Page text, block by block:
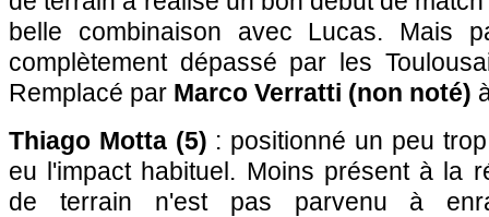
belle combinaison avec Lucas. Mais
complètement dépassé par les
Remplacé par Marco Verratti (non noté)
Thiago Motta (5) : positionné un peu
eu l'impact habituel. Moins présent à la
de terrain n'est pas parvenu à